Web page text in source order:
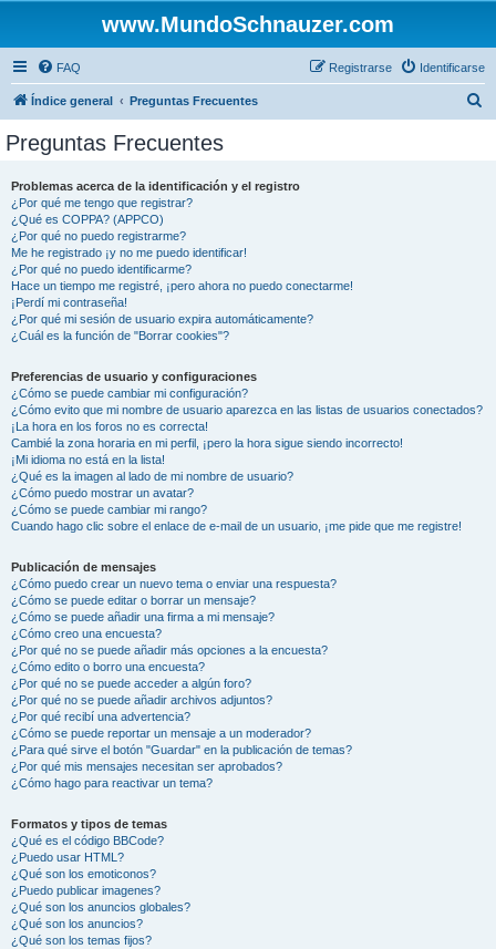
www.MundoSchnauzer.com
FAQ Identificarse
Registrarse
Índice general Preguntas Frecuentes
Preguntas Frecuentes
Problemas acerca de la identificación y el registro
¿Por qué me tengo que registrar?
¿Qué es COPPA? (APPCO)
¿Por qué no puedo registrarme?
Me he registrado ¡y no me puedo identificar!
¿Por qué no puedo identificarme?
Hace un tiempo me registré, ¡pero ahora no puedo conectarme!
¡Perdí mi contraseña!
¿Por qué mi sesión de usuario expira automáticamente?
¿Cuál es la función de "Borrar cookies"?
Preferencias de usuario y configuraciones
¿Cómo se puede cambiar mi configuración?
¿Cómo evito que mi nombre de usuario aparezca en las listas de usuarios conectados?
¡La hora en los foros no es correcta!
Cambié la zona horaria en mi perfil, ¡pero la hora sigue siendo incorrecto!
¡Mi idioma no está en la lista!
¿Qué es la imagen al lado de mi nombre de usuario?
¿Cómo puedo mostrar un avatar?
¿Cómo se puede cambiar mi rango?
Cuando hago clic sobre el enlace de e-mail de un usuario, ¡me pide que me registre!
Publicación de mensajes
¿Cómo puedo crear un nuevo tema o enviar una respuesta?
¿Cómo se puede editar o borrar un mensaje?
¿Cómo se puede añadir una firma a mi mensaje?
¿Cómo creo una encuesta?
¿Por qué no se puede añadir más opciones a la encuesta?
¿Cómo edito o borro una encuesta?
¿Por qué no se puede acceder a algún foro?
¿Por qué no se puede añadir archivos adjuntos?
¿Por qué recibí una advertencia?
¿Cómo se puede reportar un mensaje a un moderador?
¿Para qué sirve el botón "Guardar" en la publicación de temas?
¿Por qué mis mensajes necesitan ser aprobados?
¿Cómo hago para reactivar un tema?
Formatos y tipos de temas
¿Qué es el código BBCode?
¿Puedo usar HTML?
¿Qué son los emoticonos?
¿Puedo publicar imagenes?
¿Qué son los anuncios globales?
¿Qué son los anuncios?
¿Qué son los temas fijos?